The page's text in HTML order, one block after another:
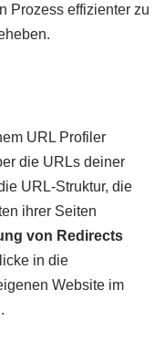
Prozess effizienter zu
URL Profiler
die URLs deiner
URL-Struktur, die
ihrer Seiten
von Redirects
in die
Website im